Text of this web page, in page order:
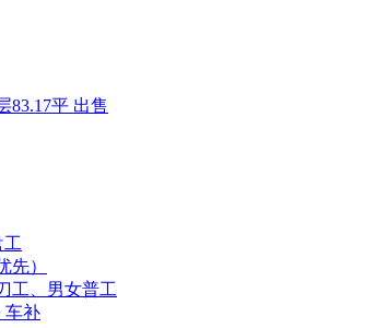
83.17平 出售
工
先）
工、男女普工
车补